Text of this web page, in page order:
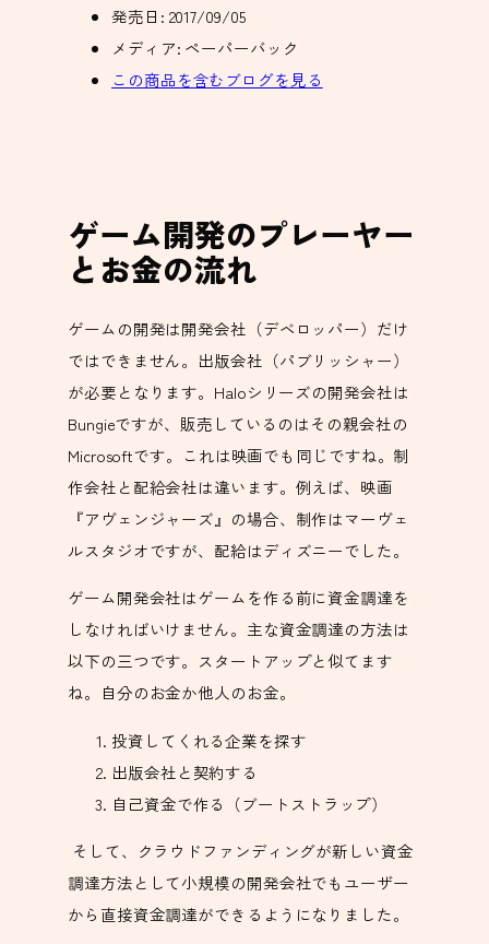
発売日: 2017/09/05
メディア: ペーパーバック
この商品を含むブログを見る
ゲーム開発のプレーヤー
とお金の流れ
ゲームの開発は開発会社（デベロッパー）だけ
ではできません。出版会社（パブリッシャー）
が必要となります。Haloシリーズの開発会社は
Bungieですが、販売しているのはその親会社の
Microsoftです。これは映画でも同じですね。制
作会社と配給会社は違います。例えば、映画
『アヴェンジャーズ』の場合、制作はマーヴェ
ルスタジオですが、配給はディズニーでした。
ゲーム開発会社はゲームを作る前に資金調達を
しなければいけません。主な資金調達の方法は
以下の三つです。スタートアップと似てます
ね。自分のお金か他人のお金。
投資してくれる企業を探す
出版会社と契約する
自己資金で作る（ブートストラップ）
そして、クラウドファンディングが新しい資金
調達方法として小規模の開発会社でもユーザー
から直接資金調達ができるようになりました。